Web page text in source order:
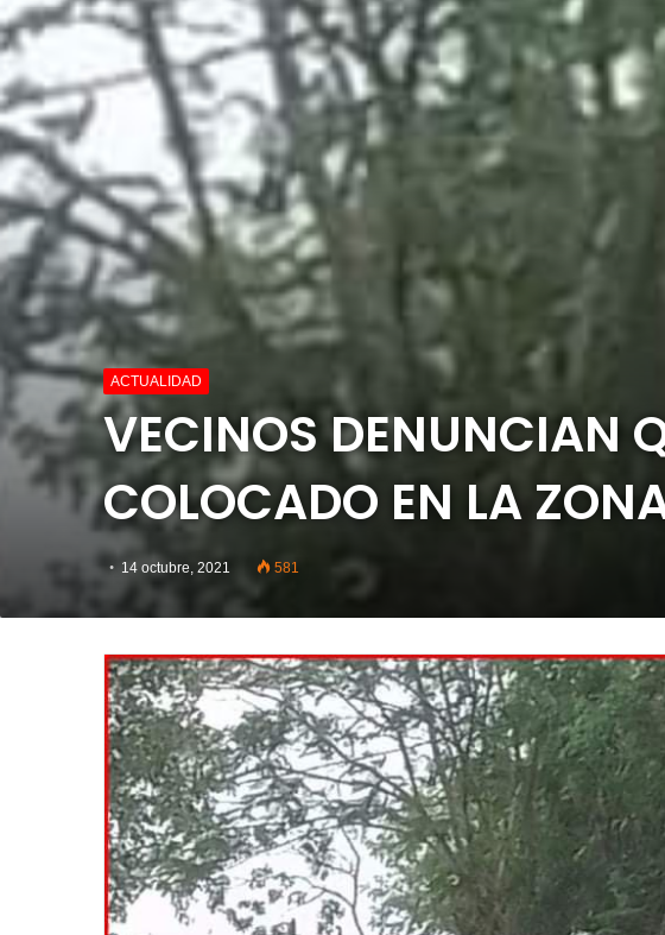
ACTUALIDAD
VECINOS DENUNCIAN
COLOCADO EN LA
14 octubre, 2021 581